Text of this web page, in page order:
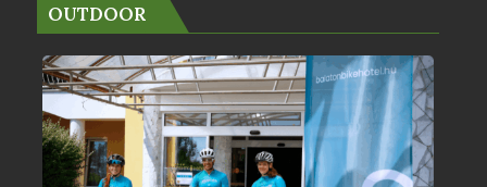
OUTDOOR